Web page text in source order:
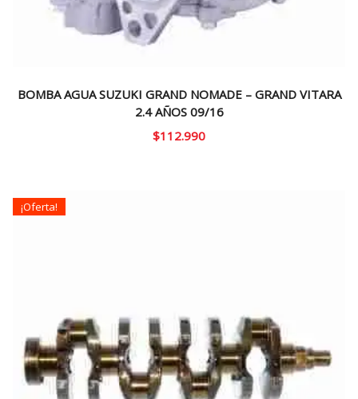
BOMBA AGUA SUZUKI GRAND NOMADE – GRAND VITARA
2.4 AÑOS 09/16
$112.990
¡Oferta!